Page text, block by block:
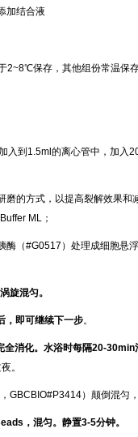
加结合液
保存，其他组份常温保存
入到1.5ml的离心管中，加入
磨的方式，以提高裂解效果
ML；
酶（#G0517）处理成细胞悬
旋混匀。
，即可继续下一步。
全消化。水浴时每隔20-30min
。
GBCBIO#P3414）颠倒混匀
，混匀。静置3-5分钟。